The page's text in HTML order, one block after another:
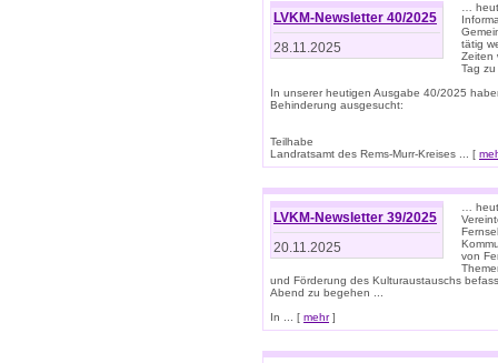
LVKM-Newsletter 40/2025
28.11.2025
…
tätig
Zeiten
Tag
In unserer heutigen Ausgabe 40/2025
Behinderung ausgesucht:
Teilhabe
Landratsamt des Rems-Murr-Kreises ... [
LVKM-Newsletter 39/2025
20.11.2025
…
von
und Förderung des Kulturaustauschs
Abend zu begehen ...
In ... [ mehr]